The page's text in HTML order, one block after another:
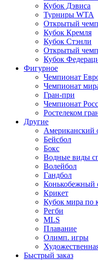
Кубок Дэвиса
Турниры WTA
Открытый
Кубок Кремля
Кубок Стэнли
Открытый
Кубок
Фигурное
Чемпионат
Чемпионат
Гран-при
Чемпионат
Ростелеком
Другие
Американский
Бейсбол
Бокс
Водные виды
Волейбол
Гандбол
Конькобежный
Крикет
Кубок мира по
Регби
MLS
Плавание
Олимп. игры
Быстрый заказ